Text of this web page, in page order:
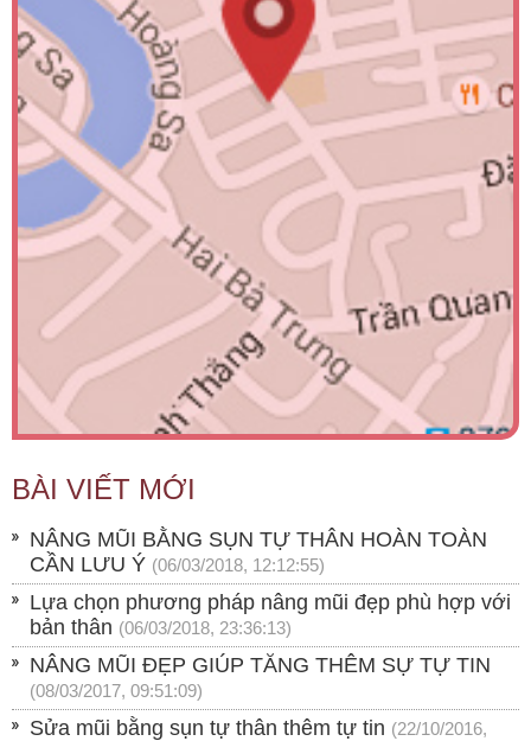
BÀI VIẾT MỚI
NÂNG MŨI BẰNG SỤN TỰ THÂN HOÀN TOÀN
CẦN LƯU Ý (06/03/2018, 12:12:55)
Lựa chọn phương pháp nâng mũi đẹp phù hợp với
bản thân (06/03/2018, 23:36:13)
NÂNG MŨI ĐẸP GIÚP TĂNG THÊM SỰ TỰ TIN
(08/03/2017, 09:51:09)
Sửa mũi bằng sụn tự thân thêm tự tin (22/10/2016,